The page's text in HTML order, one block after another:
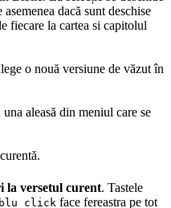
dacă sunt deschise
fiecare la cartea si capitolul
o nouă versiune de văzut în
aleasă din meniul care se
la versetul curent. Tastele
click face fereastra pe tot